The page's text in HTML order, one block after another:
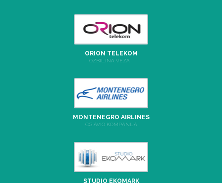
ORION TELEKOM
OZBILJNA VEZA...
MONTENEGRO AIRLINES
CG AVIO KOMPANIJA
STUDIO EKOMARK